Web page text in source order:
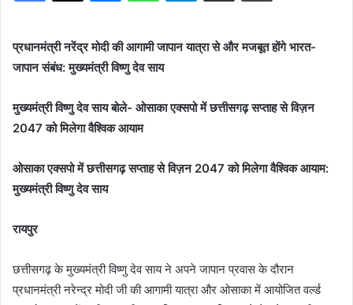
प्रधानमंत्री नरेंद्र मोदी की आगामी जापान यात्रा से और मजबूत होंगे भारत-
जापान संबंध: मुख्यमंत्री विष्णु देव साय
मुख्यमंत्री विष्णु देव साय बोले- ओसाका एक्सपो में छत्तीसगढ़ सप्ताह से विज़न
2047 को मिलेगा वैश्विक आयाम
ओसाका एक्सपो में छत्तीसगढ़ सप्ताह से विज़न 2047 को मिलेगा वैश्विक आयाम:
मुख्यमंत्री विष्णु देव साय
रायपुर
छत्तीसगढ़ के मुख्यमंत्री विष्णु देव साय ने अपने जापान प्रवास के दौरान
प्रधानमंत्री नरेन्द्र मोदी जी की आगामी यात्रा और ओसाका में आयोजित वर्ल्ड